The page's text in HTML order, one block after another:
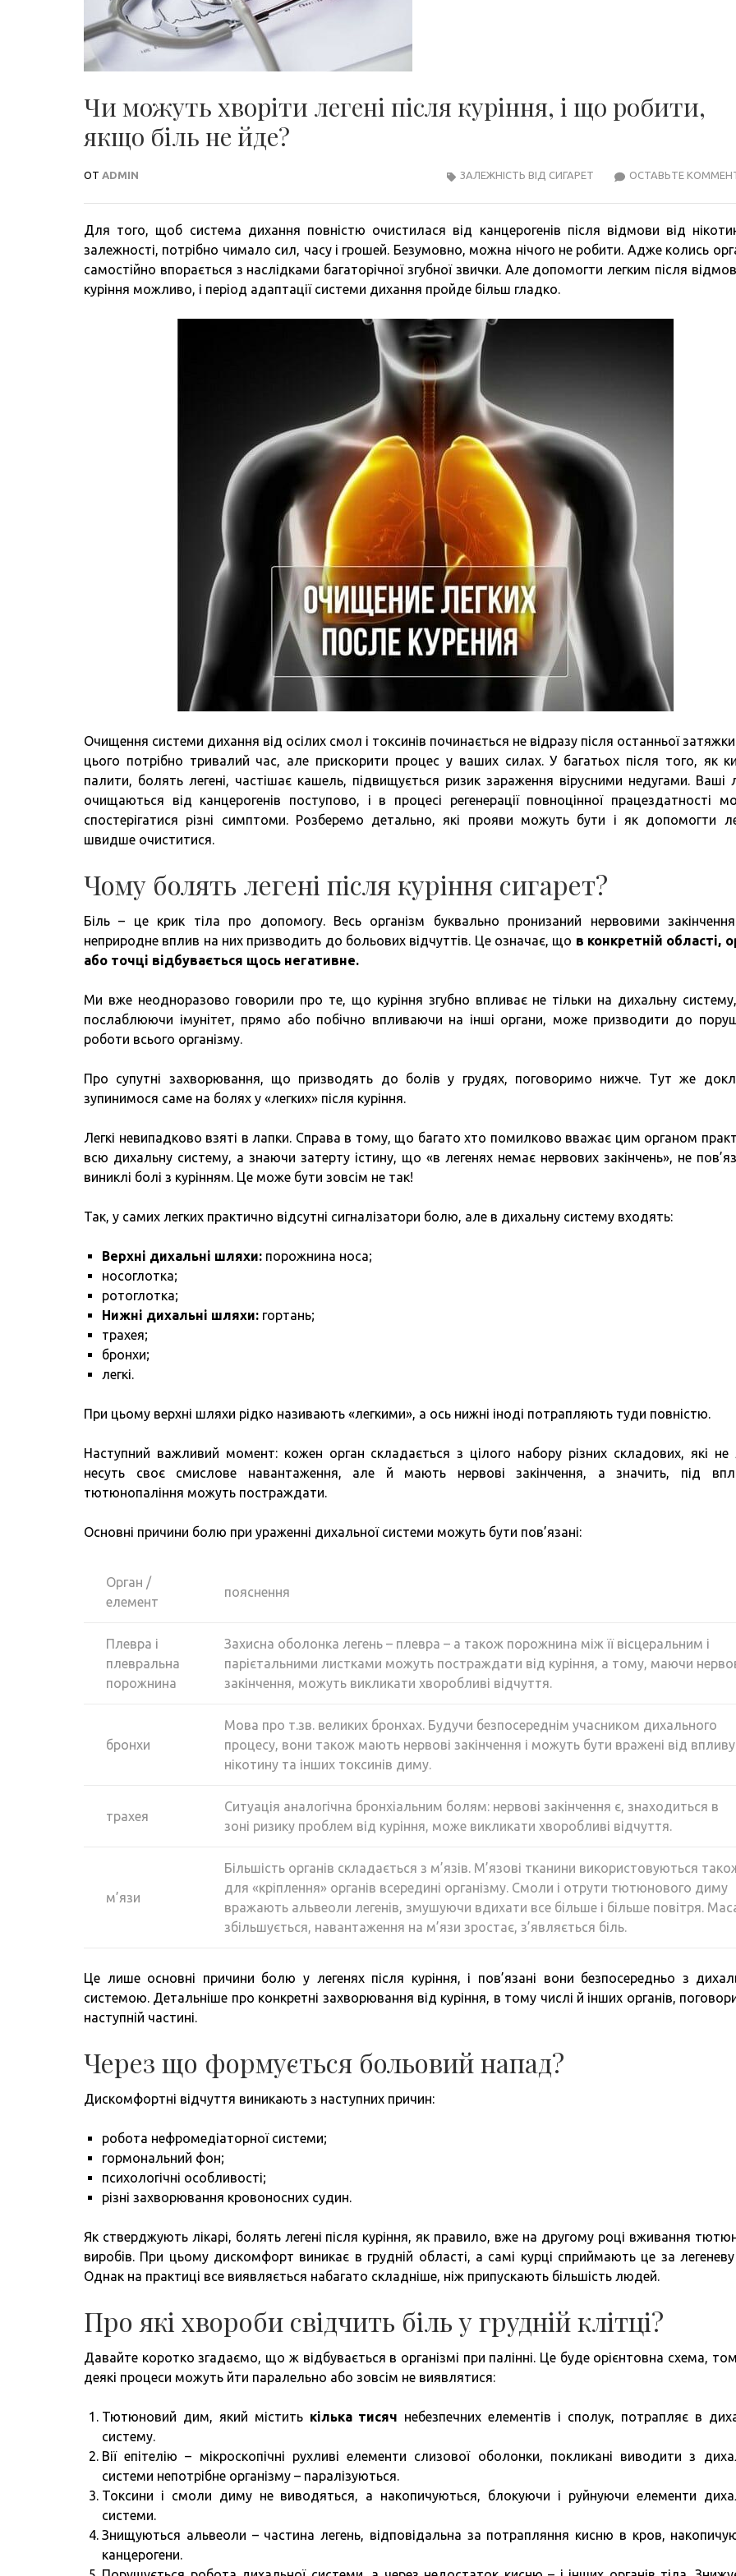
Чи можуть хворіти легені після куріння, і що робити,
якщо біль не йде?
ОТ ADMIN ОСТАВЬТЕ
ЗАЛЕЖНІСТЬ ВІД СИГАРЕТ
Для того, щоб система дихання повністю очистилася від канцерогенів після відмови від
залежності, потрібно чимало сил, часу і грошей. Безумовно, можна нічого не робити. Адже колись
самостійно впорається з наслідками багаторічної згубної звички. Але допомогти легким після
куріння можливо, і період адаптації системи дихання пройде більш гладко.
Очищення системи дихання від осілих смол і токсинів починається не відразу після останньої
цього потрібно тривалий час, але прискорити процес у ваших силах. У багатьох після того, як
палити, болять легені, частішає кашель, підвищується ризик зараження вірусними недугами. Ваші
очищаються від канцерогенів поступово, і в процесі регенерації повноцінної працездатності
спостерігатися різні симптоми. Розберемо детально, які прояви можуть бути і як допомогти
швидше очиститися.
Чому болять легені після куріння сигарет?
Біль – це крик тіла про допомогу. Весь організм буквально пронизаний нервовими
неприродне вплив на них призводить до больових відчуттів. Це означає, що в конкретній області,
або точці відбувається щось негативне.
Ми вже неодноразово говорили про те, що куріння згубно впливає не тільки на дихальну
послаблюючи імунітет, прямо або побічно впливаючи на інші органи, може призводити до
роботи всього організму.
Про супутні захворювання, що призводять до болів у грудях, поговоримо нижче. Тут же
зупинимося саме на болях у «легких» після куріння.
Легкі невипадково взяті в лапки. Справа в тому, що багато хто помилково вважає цим органом
всю дихальну систему, а знаючи затерту істину, що «в легенях немає нервових закінчень», не
виниклі болі з курінням. Це може бути зовсім не так!
Так, у самих легких практично відсутні сигналізатори болю, але в дихальну систему входять:
Верхні дихальні шляхи: порожнина носа;
носоглотка;
ротоглотка;
Нижні дихальні шляхи: гортань;
трахея;
бронхи;
легкі.
При цьому верхні шляхи рідко називають «легкими», а ось нижні іноді потрапляють туди повністю.
Наступний важливий момент: кожен орган складається з цілого набору різних складових, які не
несуть своє смислове навантаження, але й мають нервові закінчення, а значить, під
тютюнопаління можуть постраждати.
Основні причини болю при ураженні дихальної системи можуть бути пов’язані:
Орган /
елемент
пояснення
Плевра і
плевральна
порожнина
Захисна оболонка легень – плевра – а також порожнина між її вісцеральним і
парієтальними листками можуть постраждати від куріння, а тому, маючи
закінчення, можуть викликати хворобливі відчуття.
бронхи
Мова про т.зв. великих бронхах. Будучи безпосереднім учасником дихального
процесу, вони також мають нервові закінчення і можуть бути вражені від впливу
нікотину та інших токсинів диму.
трахея
Ситуація аналогічна бронхіальним болям: нервові закінчення є, знаходиться в
зоні ризику проблем від куріння, може викликати хворобливі відчуття.
м’язи
Більшість органів складається з м’язів. М’язові тканини використовуються
для «кріплення» органів всередині організму. Смоли і отрути тютюнового диму
вражають альвеоли легенів, змушуючи вдихати все більше і більше повітря.
збільшується, навантаження на м’язи зростає, з’являється біль.
Це лише основні причини болю у легенях після куріння, і пов’язані вони безпосередньо з
системою. Детальніше про конкретні захворювання від куріння, в тому числі й інших органів,
наступній частині.
Через що формується больовий напад?
Дискомфортні відчуття виникають з наступних причин:
робота нефромедіаторної системи;
гормональний фон;
психологічні особливості;
різні захворювання кровоносних судин.
Як стверджують лікарі, болять легені після куріння, як правило, вже на другому році вживання
виробів. При цьому дискомфорт виникає в грудній області, а самі курці сприймають це за легеневу
Однак на практиці все виявляється набагато складніше, ніж припускають більшість людей.
Про які хвороби свідчить біль у грудній клітці?
Давайте коротко згадаємо, що ж відбувається в організмі при палінні. Це буде орієнтовна схема,
деякі процеси можуть йти паралельно або зовсім не виявлятися:
Тютюновий дим, який містить кілька тисяч небезпечних елементів і сполук, потрапляє в
систему.
Вії епітелію – мікроскопічні рухливі елементи слизової оболонки, покликані виводити з
системи непотрібне організму – паралізуються.
Токсини і смоли диму не виводяться, а накопичуються, блокуючи і руйнуючи елементи
системи.
Знищуються альвеоли – частина легень, відповідальна за потрапляння кисню в кров,
канцерогени.